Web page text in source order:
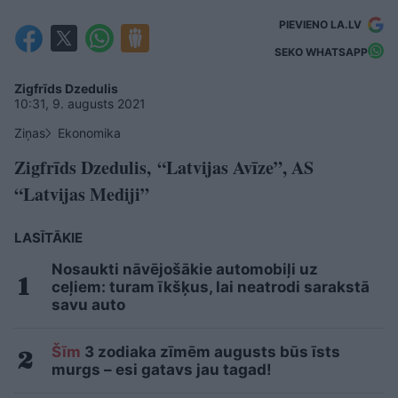
PIEVIENO LA.LV
SEKO WHATSAPP
Zigfrīds Dzedulis
10:31, 9. augusts 2021
Ziņas
Ekonomika
Zigfrīds Dzedulis, “Latvijas Avīze”, AS
“Latvijas Mediji”
LASĪTĀKIE
Nosaukti nāvējošākie automobiļi uz
ceļiem: turam īkšķus, lai neatrodi sarakstā
savu auto
Šīm 3 zodiaka zīmēm augusts būs īsts
murgs – esi gatavs jau tagad!